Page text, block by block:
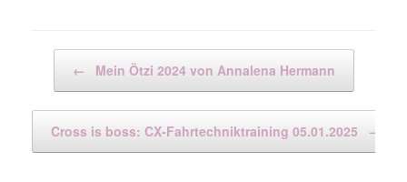
← Mein Ötzi 2024 von Annalena Hermann
Cross is boss: CX-Fahrtechniktraining 05.01.2025 →